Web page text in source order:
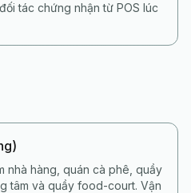
tác chứng nhận từ POS lúc
nhà hàng, quán cà phê, quầy
tâm và quầy food-court. Vận